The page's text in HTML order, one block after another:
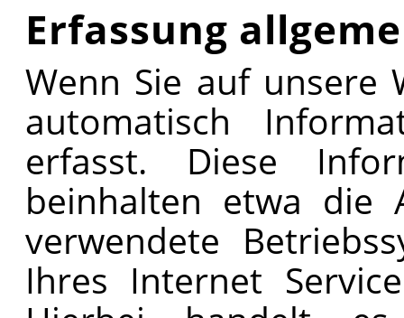
Erfassung
Wenn Sie auf unsere
automatisch
erfasst. Diese
beinhalten etwa die
verwendete
Ihres Internet